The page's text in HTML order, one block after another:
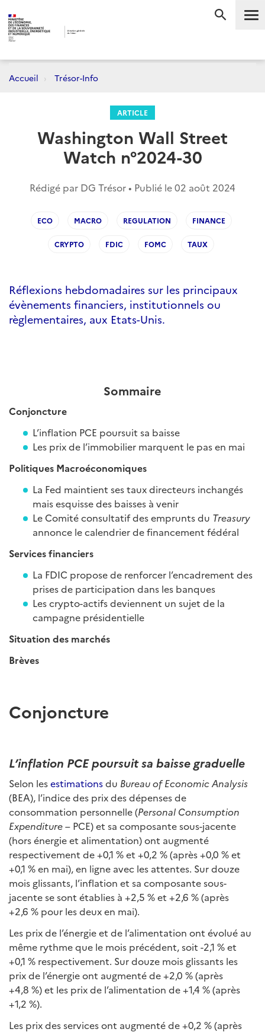
Accueil Trésor-Info
ARTICLE
Washington Wall Street
Watch n°2024-30
Rédigé par DG Trésor • Publié le02 août 2024
ECO MACRO REGULATION FINANCE
CRYPTO FDIC FOMC TAUX
Réflexions hebdomadaires sur les principaux
évènements financiers, institutionnels ou
règlementaires, aux Etats-Unis.
Sommaire
Conjoncture
L’inflation PCE poursuit sa baisse
Les prix de l’immobilier marquent le pas en mai
Politiques Macroéconomiques
La Fed maintient ses taux directeurs inchangés
mais esquisse des baisses à venir
Le Comité consultatif des emprunts du Treasury
annonce le calendrier de financement fédéral
Services financiers
La FDIC propose de renforcer l’encadrement des
prises de participation dans les banques
Les crypto-actifs deviennent un sujet de la
campagne présidentielle
Situation des marchés
Brèves
Conjoncture
L’inflation PCE poursuit sa baisse graduelle
Selon lesestimationsdu Bureau of Economic Analysis
(BEA), l’indice des prix des dépenses de
consommation personnelle (Personal Consumption
Expenditure– PCE) et sa composante sous-jacente
(hors énergie et alimentation) ont augmenté
respectivement de +0,1 % et +0,2 % (après +0,0 % et
+0,1 % en mai), en ligne avec les attentes. Sur douze
mois glissants, l’inflation et sa composante sous-
jacente se sont établies à +2,5 % et +2,6 % (après
+2,6 % pour les deux en mai).
Les prix de l’énergie et de l’alimentation ont évolué au
même rythme que le mois précédent, soit -2,1 % et
+0,1 % respectivement. Sur douze mois glissants les
prix de l’énergie ont augmenté de +2,0 % (après
+4,8 %) et les prix de l’alimentation de +1,4 % (après
+1,2 %).
Les prix des services ont augmenté de +0,2 % (après